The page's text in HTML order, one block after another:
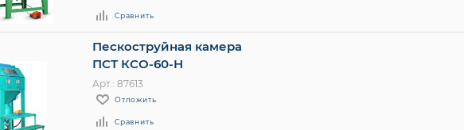
Сравнить
Пескоструйная камера
ПСТ КСО-60-Н
Арт.: 87613
Отложить
Сравнить